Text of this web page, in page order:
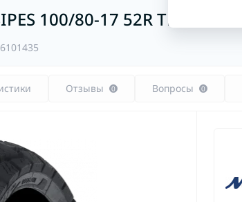
100/80-17 52R TL* M+S
Отзывы 0 Вопросы 0